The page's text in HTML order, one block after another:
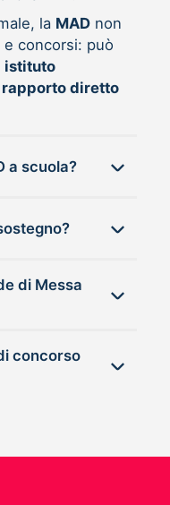
la MADnon
concorsi: può
istituto
rapporto diretto
Chi può inviare una MAD a scuola?
di Messa